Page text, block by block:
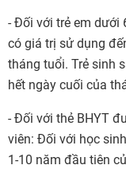
- Đối với trẻ em dưới
có giá trị sử dụng
tháng tuổi. Trẻ sinh
hết ngày cuối của
- Đối với thẻ BHYT
viên: Đối với học
1-10 năm đầu tiên